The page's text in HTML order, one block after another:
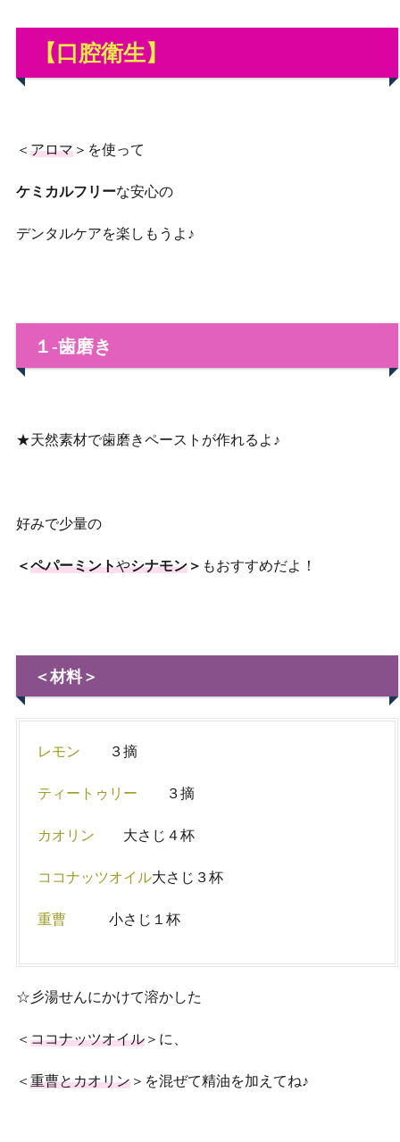
【口腔衛生】
＜ アロマ ＞を使って
ケミカルフリーな安心の
デンタルケアを楽しもうよ♪
１‐歯磨き
★天然素材で歯磨きペーストが作れるよ♪
好みで少量の
＜ペパーミントやシナモン ＞ もおすすめだよ！
＜材料＞
レモン ３摘
ティートゥリー ３摘
カオリン 大さじ４杯
ココナッツオイル大さじ３杯
重曹 小さじ１杯
☆彡湯せんにかけて溶かした
＜ ココナッツオイル ＞に、
＜ 重曹とカオリン ＞を混ぜて精油を加えてね♪